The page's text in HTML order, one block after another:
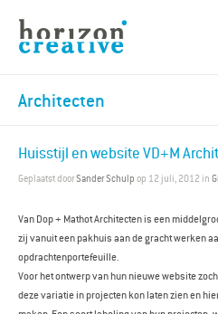
Architecten
Huisstijl en website VD+M
Geplaatst doorSander Schulp op 12 juli, 2012 in
Van Dop + Mathot Architecten is een
zij vanuit een pakhuis aan de gracht werken
opdrachtenportefeuille.
Voor het ontwerp van hun nieuwe website
deze variatie in projecten kon laten zien en